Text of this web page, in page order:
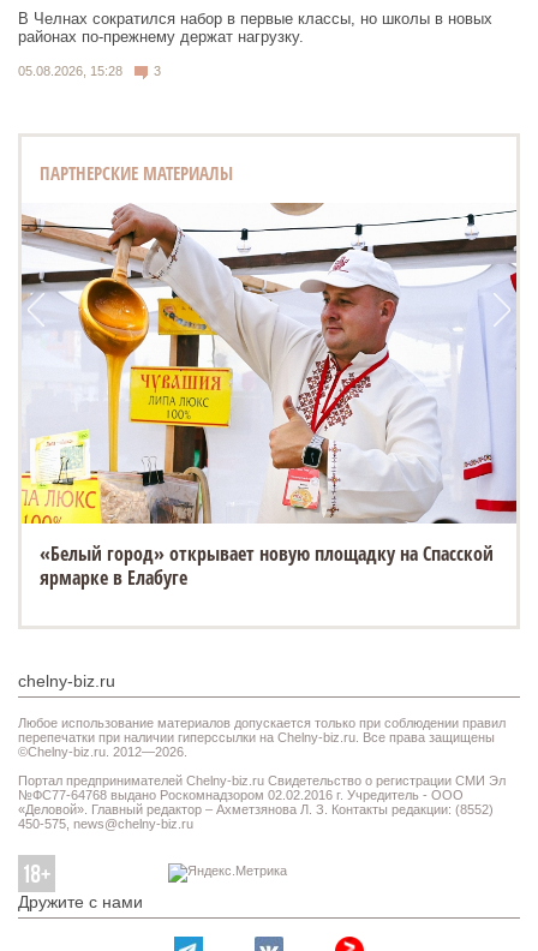
В Челнах сократился набор в первые классы, но школы в новых
районах по-прежнему держат нагрузку.
05.08.2026, 15:28 3
ПАРТНЕРСКИЕ МАТЕРИАЛЫ
«Белый город» открывает новую площадку на Спасской
ярмарке в Елабуге
chelny-biz.ru
Любое использование материалов допускается только при соблюдении правил
перепечатки при наличии гиперссылки на Chelny-biz.ru. Все права защищены
©Chelny-biz.ru. 2012—2026.
Портал предпринимателей Chelny-biz.ru Свидетельство о регистрации СМИ Эл
№ФС77-64768 выдано Роскомнадзором 02.02.2016 г. Учредитель - ООО
«Деловой». Главный редактор – Ахметзянова Л. З. Контакты редакции: (8552)
450-575, news@chelny-biz.ru
Дружите с нами